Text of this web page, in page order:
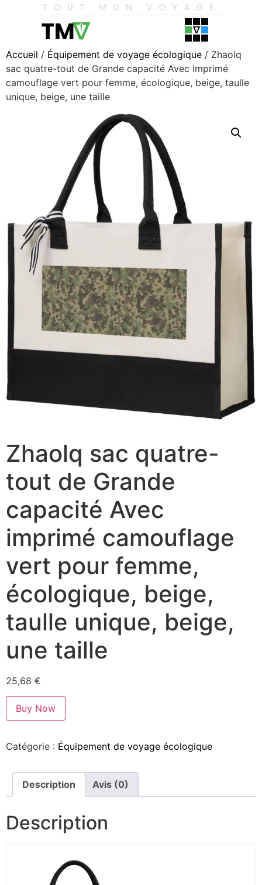
TOUT MON VOYAGE
Accueil / Équipement de voyage écologique / Zhaolq
sac quatre-tout de Grande capacité Avec imprimé
camouflage vert pour femme, écologique, beige, taulle
unique, beige, une taille
Zhaolq sac quatre-
tout de Grande
capacité Avec
imprimé camouflage
vert pour femme,
écologique, beige,
taulle unique, beige,
une taille
25,68 €
Buy Now
Catégorie : Équipement de voyage écologique
Description Avis (0)
Description